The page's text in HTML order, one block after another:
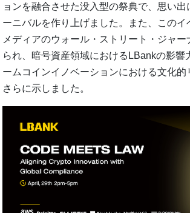
ョンを融合させた没入型の祭典で、思い出
ーニバルを作り上げました。また、このイ
メディアのウォール・ストリート・ジャ
られ、暗号資産領域におけるLBankの影響
ームコインイノベーションにおける文化的
さらに示しました。